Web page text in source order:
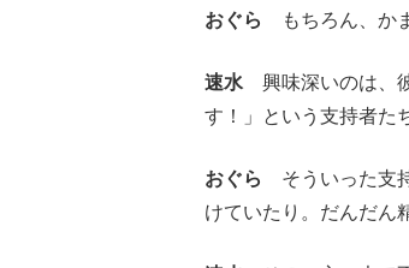
おぐら もちろん、か
速水 興味深いのは、
す！」という支持者た
おぐら
そういった支
けていたり。だんだん